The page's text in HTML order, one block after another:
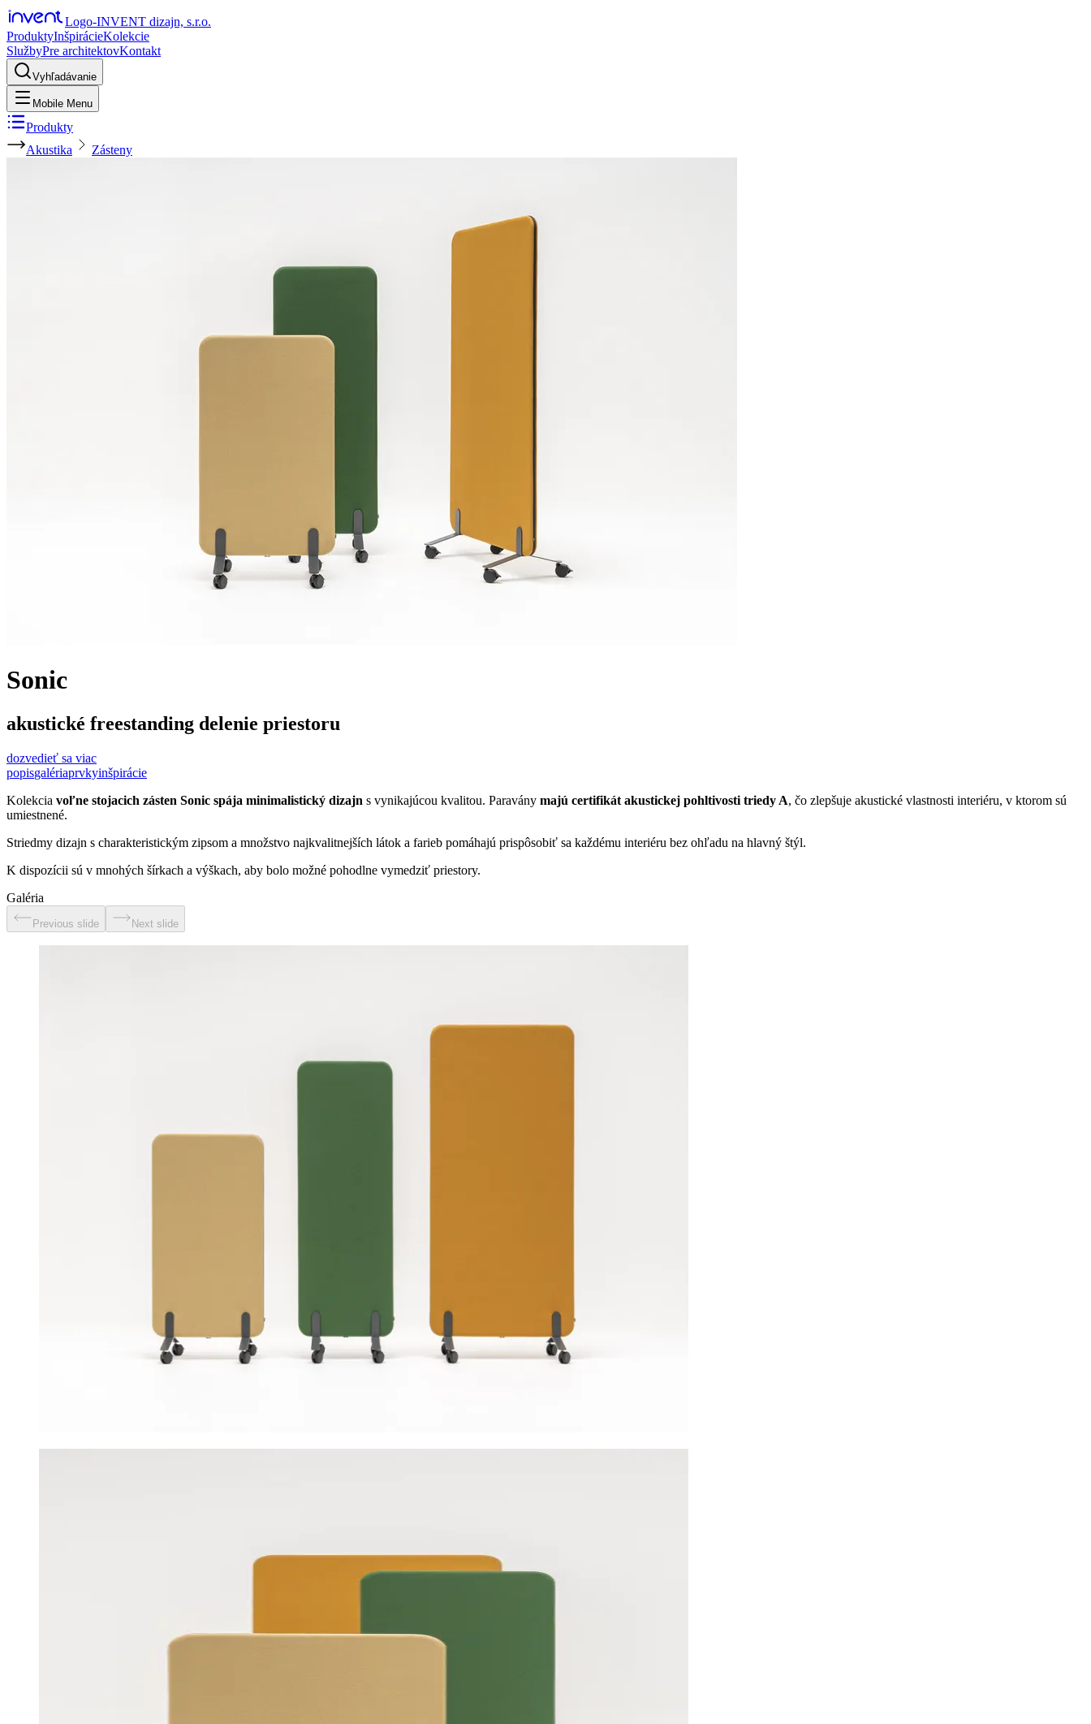
Logo-INVENT dizajn, s.r.o.
ProduktyInšpirácieKolekcie
SlužbyPre architektovKontakt
Vyhľadávanie
Mobile Menu
Produkty
Akustika
Zásteny
Sonic
akustické freestanding delenie priestoru
dozvedieť sa viac
popisgalériaprvkyinšpirácie
Kolekcia voľne stojacich zásten Sonic spája minimalistický dizajn s vynikajúcou kvalitou. Paravány majú certifikát akustickej pohltivosti triedy A, čo zlepšuje akustické vlastnosti interiéru, v ktorom sú
umiestnené.
Striedmy dizajn s charakteristickým zipsom a množstvo najkvalitnejších látok a farieb pomáhajú prispôsobiť sa každému interiéru bez ohľadu na hlavný štýl.
K dispozícii sú v mnohých šírkach a výškach, aby bolo možné pohodlne vymedziť priestory.
Galéria
Previous slide Next slide